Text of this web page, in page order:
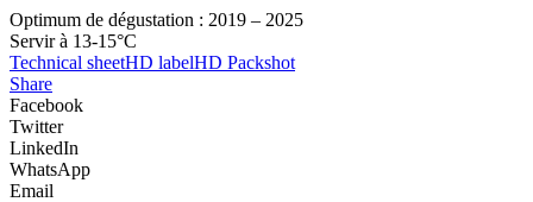
Optimum de dégustation : 2019 – 2025
Servir à 13-15°C
Technical sheetHD labelHD Packshot
Share
Facebook
Twitter
LinkedIn
WhatsApp
Email